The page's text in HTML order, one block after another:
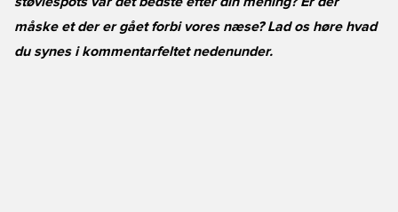
måske et der er gået forbi vores næse? Lad os høre hvad
du synes i kommentarfeltet nedenunder.